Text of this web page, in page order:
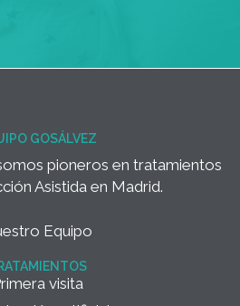
GOSÁLVEZ
pioneros en tratamientos
Asistida en Madrid.
Equipo
visita